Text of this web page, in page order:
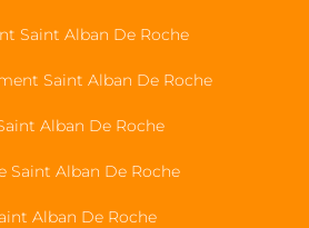
Saint Alban De Roche
Saint Alban De Roche
Alban De Roche
Saint Alban De Roche
Alban De Roche